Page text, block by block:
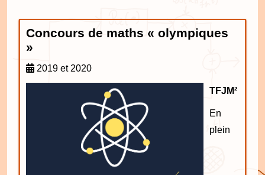
Concours de maths « olympiques
»
2019 et 2020
TFJM²
En
plein